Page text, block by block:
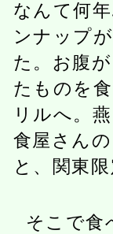
なんて何
ンナップ
た。お腹
たものを
リルへ。
食屋さん
と、関東
そこで食